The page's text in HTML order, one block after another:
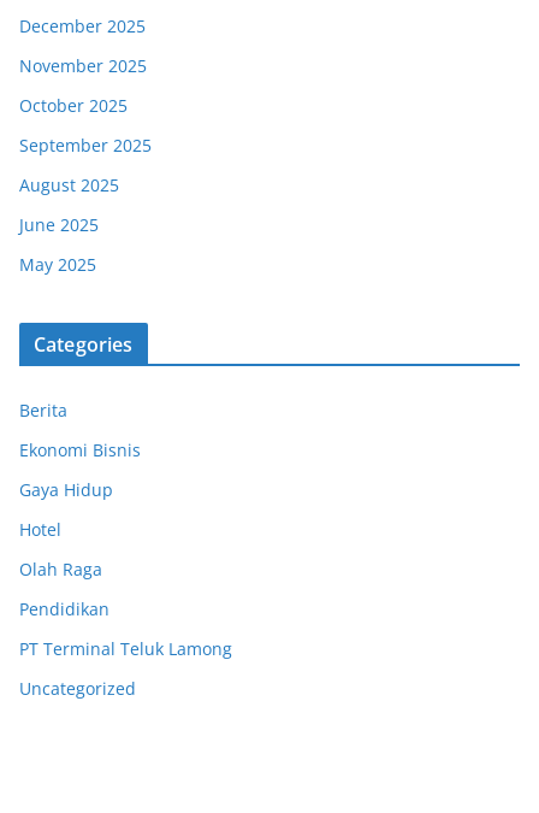
December 2025
November 2025
October 2025
September 2025
August 2025
June 2025
May 2025
Categories
Berita
Ekonomi Bisnis
Gaya Hidup
Hotel
Olah Raga
Pendidikan
PT Terminal Teluk Lamong
Uncategorized